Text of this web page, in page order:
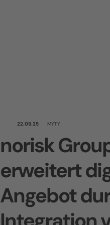
22.09.25 MYTY
norisk
erweitert
Angebot